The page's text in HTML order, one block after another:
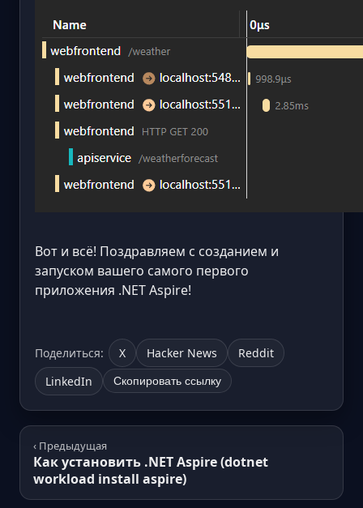
Вот и всё! Поздравляем с созданием и
запуском вашего самого первого
приложения .NET Aspire!
Поделиться: X Hacker News
Reddit
LinkedIn
Скопировать ссылку
‹ Предыдущая
Как установить .NET Aspire (dotnet
workload install aspire)